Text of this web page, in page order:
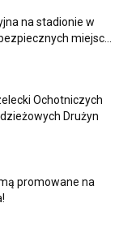
na stadionie w
miejsc...
Ochotniczych
Drużyn
promowane na